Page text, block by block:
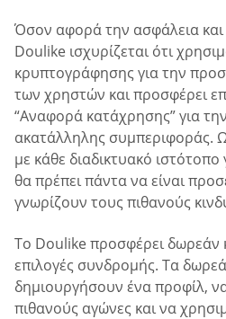
Όσον αφορά την ασφάλεια
Doulike ισχυρίζεται ότι
κρυπτογράφησης για την
των χρηστών και προσφέρει
“Αναφορά κατάχρησης” για
ακατάλληλης συμπεριφοράς.
με κάθε διαδικτυακό
θα πρέπει πάντα να είναι
γνωρίζουν τους πιθανούς
Το Doulike προσφέρει δωρεάν
επιλογές συνδρομής. Τα
δημιουργήσουν ένα προφίλ,
πιθανούς αγώνες και να